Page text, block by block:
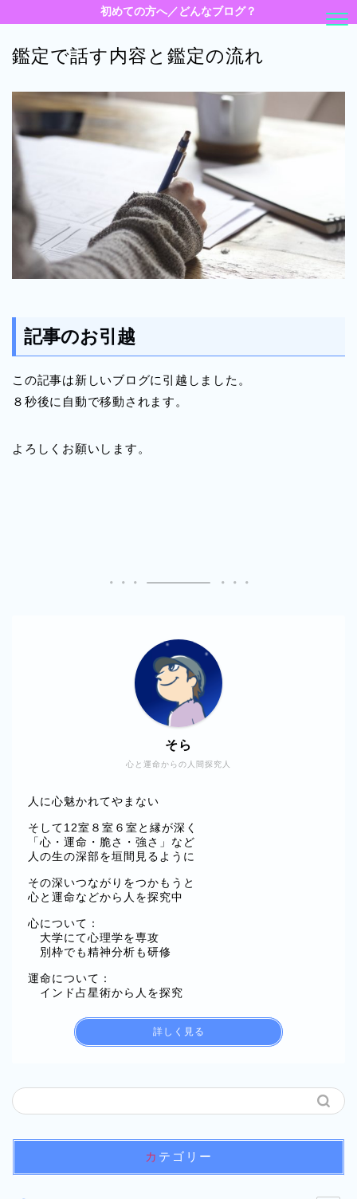
初めての方へ／どんなブログ？
鑑定で話す内容と鑑定の流れ
記事のお引越
この記事は新しいブログに引越しました。
８秒後に自動で移動されます。
よろしくお願いします。
心と運命からの人間探究人
そら
人に心魅かれてやまない
そして12室８室６室と縁が深く
「心・運命・脆さ・強さ」など
人の生の深部を垣間見るように
その深いつながりをつかもうと
心と運命などから人を探究中
心について：
大学にて心理学を専攻
別枠でも精神分析も研修
運命について：
インド占星術から人を探究
詳しく見る
カテゴリー